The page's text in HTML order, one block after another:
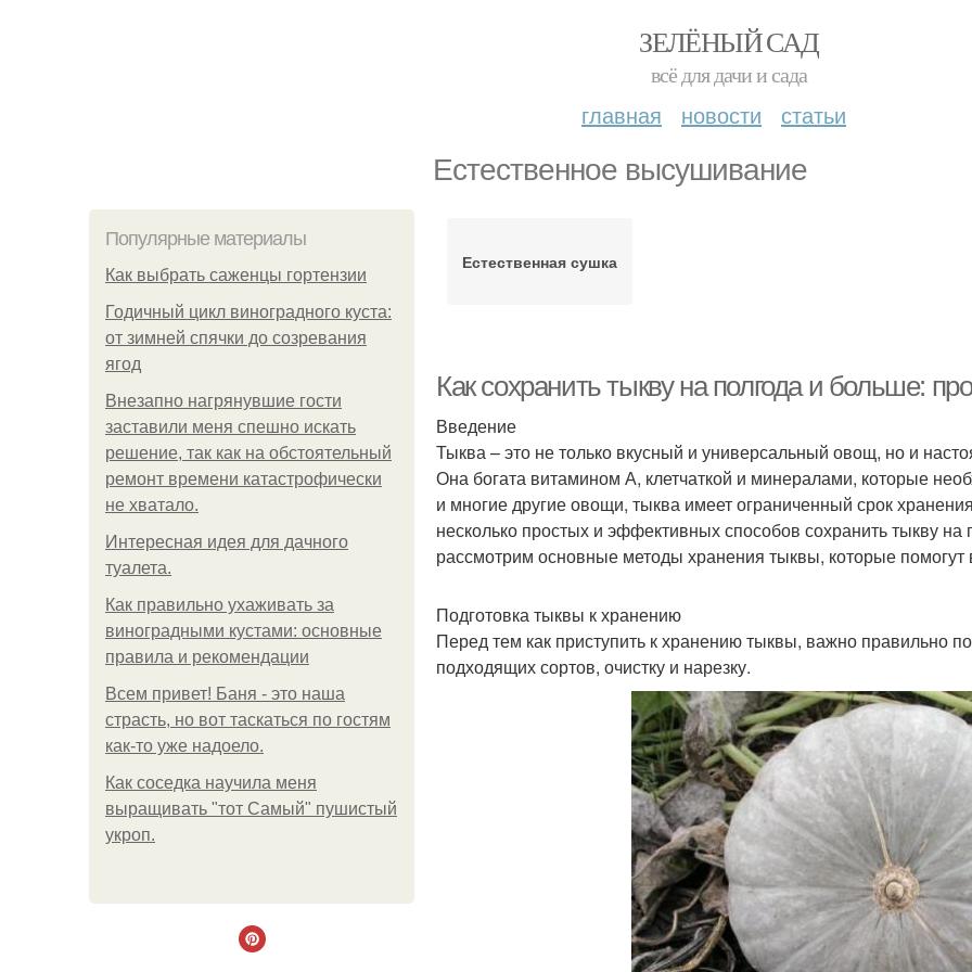
ЗЕЛЁНЫЙ САД
всё для дачи и сада
главная новости статьи
Естественное высушивание
Популярные материалы
Как выбрать саженцы гортензии
Годичный цикл виноградного куста:
от зимней спячки до созревания
ягод
Внезапно нагрянувшие гости
заставили меня спешно искать
решение, так как на обстоятельный
ремонт времени катастрофически
не хватало.
Интересная идея для дачного
туалета.
Как правильно ухаживать за
виноградными кустами: основные
правила и рекомендации
Всем привет! Баня - это наша
страсть, но вот таскаться по гостям
как-то уже надоело.
Как соседка научила меня
выращивать "тот Самый" пушистый
укроп.
Естественная сушка
Как сохранить тыкву на полгода и больше:
Введение
Тыква – это не только вкусный и универсальный овощ, но и
Она богата витамином А, клетчаткой и минералами, которые
и многие другие овощи, тыква имеет ограниченный срок
несколько простых и эффективных способов сохранить тыкву
рассмотрим основные методы хранения тыквы, которые
Подготовка тыквы к хранению
Перед тем как приступить к хранению тыквы, важно правильно
подходящих сортов, очистку и нарезку.